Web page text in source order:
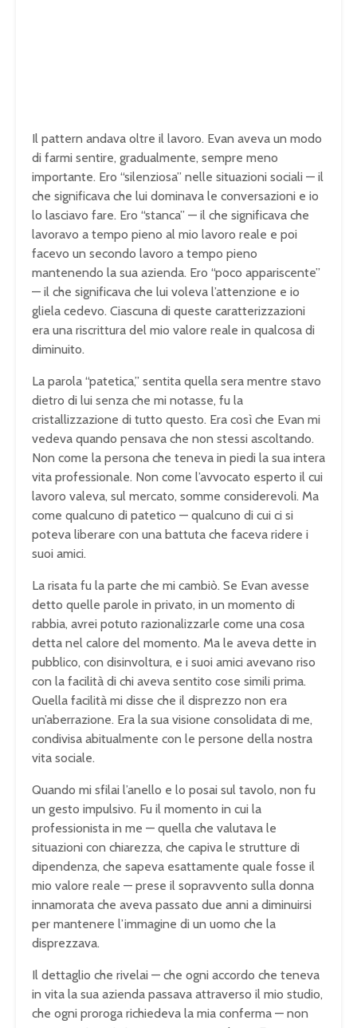
Il pattern andava oltre il lavoro. Evan aveva un modo
di farmi sentire, gradualmente, sempre meno
importante. Ero “silenziosa” nelle situazioni sociali — il
che significava che lui dominava le conversazioni e io
lo lasciavo fare. Ero “stanca” — il che significava che
lavoravo a tempo pieno al mio lavoro reale e poi
facevo un secondo lavoro a tempo pieno
mantenendo la sua azienda. Ero “poco appariscente”
— il che significava che lui voleva l’attenzione e io
gliela cedevo. Ciascuna di queste caratterizzazioni
era una riscrittura del mio valore reale in qualcosa di
diminuito.
La parola “patetica,” sentita quella sera mentre stavo
dietro di lui senza che mi notasse, fu la
cristallizzazione di tutto questo. Era così che Evan mi
vedeva quando pensava che non stessi ascoltando.
Non come la persona che teneva in piedi la sua intera
vita professionale. Non come l’avvocato esperto il cui
lavoro valeva, sul mercato, somme considerevoli. Ma
come qualcuno di patetico — qualcuno di cui ci si
poteva liberare con una battuta che faceva ridere i
suoi amici.
La risata fu la parte che mi cambiò. Se Evan avesse
detto quelle parole in privato, in un momento di
rabbia, avrei potuto razionalizzarle come una cosa
detta nel calore del momento. Ma le aveva dette in
pubblico, con disinvoltura, e i suoi amici avevano riso
con la facilità di chi aveva sentito cose simili prima.
Quella facilità mi disse che il disprezzo non era
un’aberrazione. Era la sua visione consolidata di me,
condivisa abitualmente con le persone della nostra
vita sociale.
Quando mi sfilai l’anello e lo posai sul tavolo, non fu
un gesto impulsivo. Fu il momento in cui la
professionista in me — quella che valutava le
situazioni con chiarezza, che capiva le strutture di
dipendenza, che sapeva esattamente quale fosse il
mio valore reale — prese il sopravvento sulla donna
innamorata che aveva passato due anni a diminuirsi
per mantenere l’immagine di un uomo che la
disprezzava.
Il dettaglio che rivelai — che ogni accordo che teneva
in vita la sua azienda passava attraverso il mio studio,
che ogni proroga richiedeva la mia conferma — non